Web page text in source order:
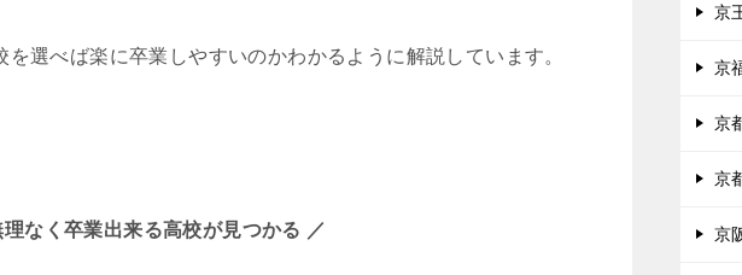
選べば楽に卒業しやすいのかわかるように解説しています。
なく卒業出来る高校が見つかる ／
京
京
京
京
京